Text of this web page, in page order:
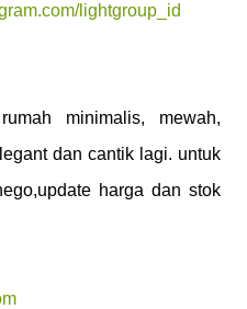
lightgroup_id
minimalis, mewah,
dan cantik lagi. untuk
harga dan stok